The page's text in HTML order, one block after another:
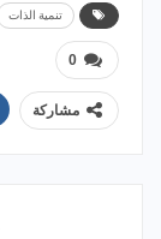
تنمية الذات
0
مشاركة